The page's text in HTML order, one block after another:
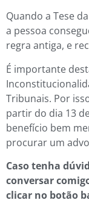
Quando a Tese
a pessoa
regra antiga, e
É importante
Tribunais. Por
partir do dia 13
benefício bem
procurar um
Caso tenha
conversar
clicar no botão